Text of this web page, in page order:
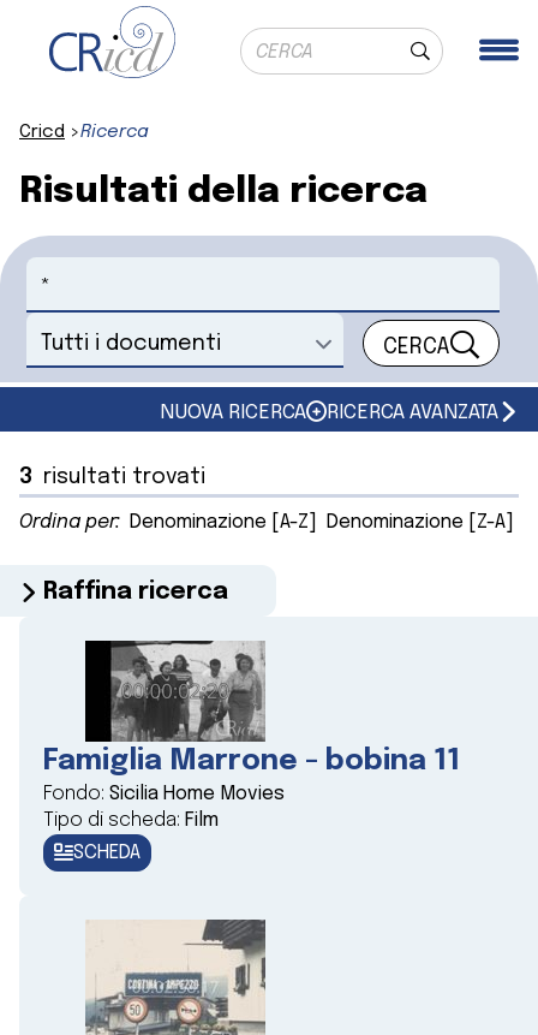
Ricerca globale
Cerca
Cricd Ricerca
Risultati della ricerca
Cerca
Seleziona un documento CERCA
NUOVA RICERCA RICERCA AVANZATA
3 risultati trovati
Ordina per: Denominazione [A-Z] Denominazione [Z-A]
Raffina ricerca
Famiglia Marrone - bobina 11
Fondo: Sicilia Home Movies
Tipo di scheda: Film
SCHEDA